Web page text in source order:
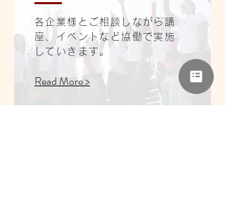
各企業様とご相談しながら講
座、イベントなど協働で実施
していきます。
Read More >